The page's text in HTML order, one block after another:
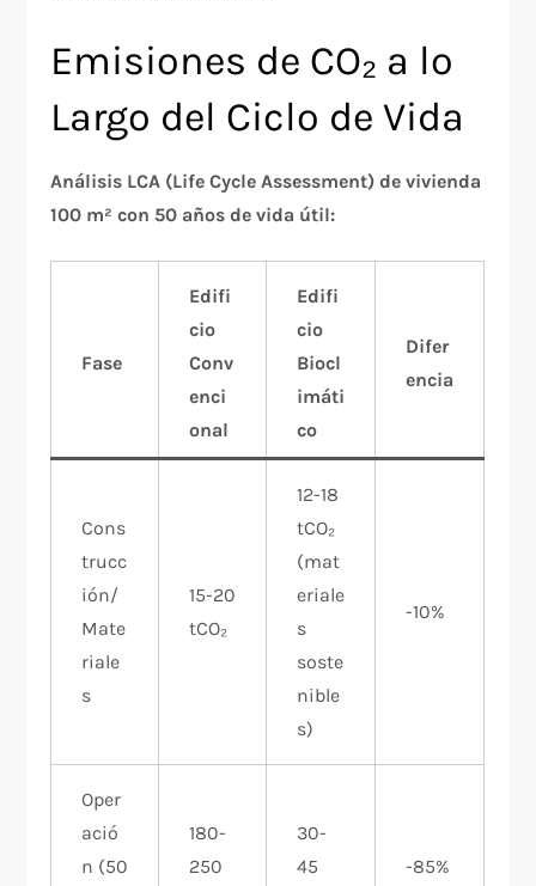
Emisiones de CO₂ a lo
Largo del Ciclo de Vida
Análisis LCA (Life Cycle Assessment) de vivienda
100 m² con 50 años de vida útil:
Fase
Edifi
cio
Conv
enci
onal
Edifi
cio
Biocl
imáti
co
Difer
encia
Cons
trucc
ión/
Mate
riale
s
15-20
tCO₂
12-18
tCO₂
(mat
eriale
s
soste
nible
s)
-10%
Oper
ació
n (50
180-
250
30-
45
-85%